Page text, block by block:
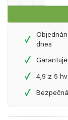
✓
dnes
✓
✓ 4,9 z 5
✓